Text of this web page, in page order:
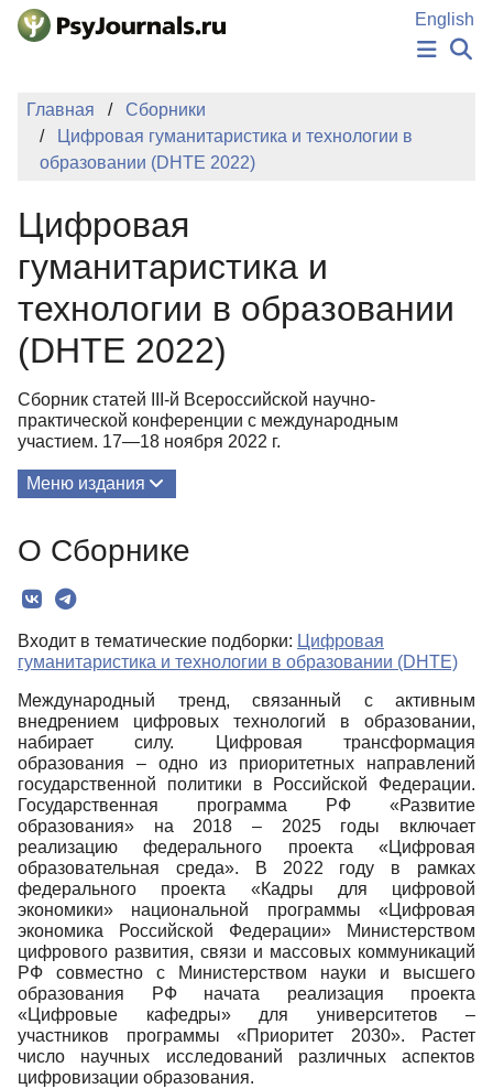
Перейти к основному содержанию
English
НОВОСТИ
АВТОРЫ
ПОДАТЬ РУКОПИСЬ
КЛЮЧЕВЫЕ СЛОВА
Регистрация
Главная
Сборники
Цифровая гуманитаристика и технологии в
образовании (DHTE 2022)
Цифровая
гуманитаристика и
технологии в образовании
(DHTE 2022)
Сборник статей III-й Всероссийской научно-
практической конференции с международным
участием. 17—18 ноября 2022 г.
Меню издания
Редколлегия
Текст
Авторы
О Сборнике
Входит в тематические подборки: Цифровая
гуманитаристика и технологии в образовании (DHTE)
Международный тренд, связанный с активным
внедрением цифровых технологий в образовании,
набирает силу. Цифровая трансформация
образования – одно из приоритетных направлений
государственной политики в Российской Федерации.
Государственная программа РФ «Развитие
образования» на 2018 – 2025 годы включает
реализацию федерального проекта «Цифровая
образовательная среда». В 2022 году в рамках
федерального проекта «Кадры для цифровой
экономики» национальной программы «Цифровая
экономика Российской Федерации» Министерством
цифрового развития, связи и массовых коммуникаций
РФ совместно с Министерством науки и высшего
образования РФ начата реализация проекта
«Цифровые кафедры» для университетов –
участников программы «Приоритет 2030». Растет
число научных исследований различных аспектов
цифровизации образования.